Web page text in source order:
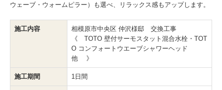
ウェーブ・ウォームピラー）も選べ、リラックス感もアップします。
施工内容
相模原市中央区 仲沢様邸 交換工事
《 TOTO 壁付サーモスタット混合水栓・TOT
O コンフォートウエーブシャワーヘッド
他 》
施工期間 1日間